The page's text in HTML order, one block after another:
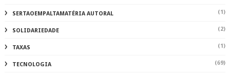
SERTAOEMPALTAMATÉRIA AUTORAL (1)
SOLIDARIEDADE (2)
TAXAS (1)
TECNOLOGIA (69)